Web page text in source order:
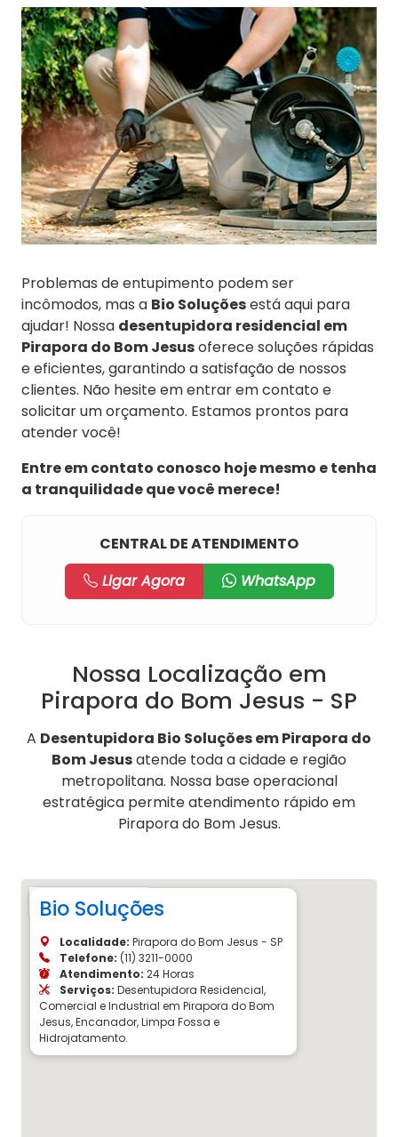
Problemas de entupimento podem ser
incômodos, mas a Bio Soluçõesestá aqui para
ajudar! Nossa desentupidora residencial em
Pirapora do Bom Jesusoferece soluções rápidas
e eficientes, garantindo a satisfação de nossos
clientes. Não hesite em entrar em contato e
solicitar um orçamento. Estamos prontos para
atender você!
Entre em contato conosco hoje mesmo e tenha
a tranquilidade que você merece!
CENTRAL DE ATENDIMENTO
Ligar Agora
WhatsApp
Nossa Localização em
Pirapora do Bom Jesus - SP
A Desentupidora Bio Soluções em Pirapora do
Bom Jesusatende toda a cidade e região
metropolitana. Nossa base operacional
estratégica permite atendimento rápido em
Pirapora do Bom Jesus.
Bio Soluções
Localidade: Pirapora do Bom Jesus - SP
Telefone: (11) 3211-0000
Atendimento: 24 Horas
Serviços: Desentupidora Residencial,
Comercial e Industrial em Pirapora do Bom
Jesus, Encanador, Limpa Fossa e
Hidrojatamento.